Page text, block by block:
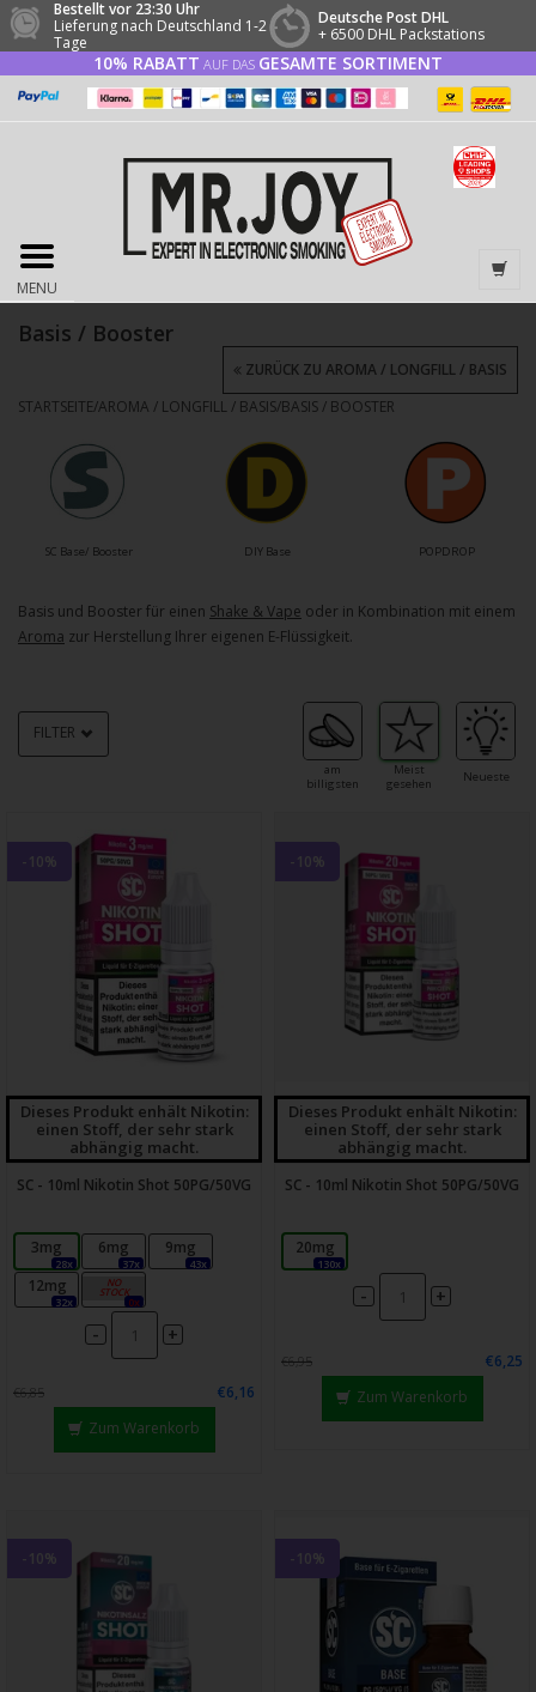
Bestellt vor 23:30 Uhr
Lieferung nach Deutschland 1-2
Tage
Deutsche Post DHL
+ 6500 DHL Packstations
10% RABATT AUF DAS GESAMTE SORTIMENT
MENU
Basis / Booster
STARTSEITE/AROMA / LONGFILL / BASIS/BASIS / BOOSTER
ZURÜCK ZU AROMA / LONGFILL / BASIS
SC Base/ Booster DIY Base POPDROP
Basis und Booster für einen Shake & Vape oder in Kombination mit einem
Aroma zur Herstellung Ihrer eigenen E-Flüssigkeit.
am
billigsten
Meist
gesehen
Neueste
FILTER
-10%
Dieses Produkt enhält Nikotin:
einen Stoff, der sehr stark
abhängig macht.
SC - 10ml Nikotin Shot 50PG/50VG
3mg
28x
6mg
37x
9mg
43x
12mg
32x
18mg
0x
- +
€6,85
€6,16
Zum Warenkorb
-10%
Dieses Produkt enhält Nikotin:
einen Stoff, der sehr stark
abhängig macht.
SC - 10ml Nikotin Shot 50PG/50VG
20mg
130x
- +
€6,95
€6,25
Zum Warenkorb
-10% -10%